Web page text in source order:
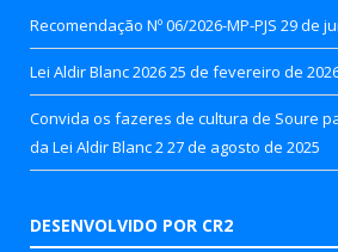
Recomendação Nº 06/2026-MP-PJS 29 de
Lei Aldir Blanc 202625 de fevereiro de
Convida os fazeres de cultura de Soure
da Lei Aldir Blanc 2 27 de agosto de 2025
DESENVOLVIDO POR CR2